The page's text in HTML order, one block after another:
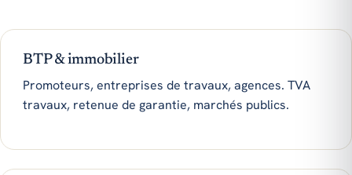
BTP & immobilier
Promoteurs, entreprises de travaux, agences. TVA
travaux, retenue de garantie, marchés publics.